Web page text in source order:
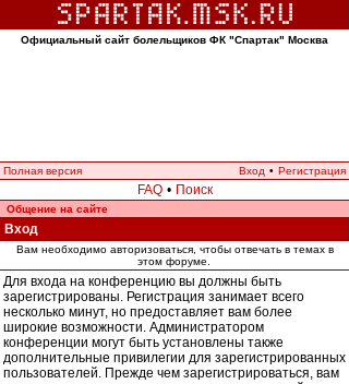
Официальный сайт болельщиков ФК "Спартак" Москва
Полная версия Вход • Регистрация
FAQ • Поиск
Общение на сайте
Вход
Вам необходимо авторизоваться, чтобы отвечать в темах в
этом форуме.
Для входа на конференцию вы должны быть
зарегистрированы. Регистрация занимает всего
несколько минут, но предоставляет вам более
широкие возможности. Администратором
конференции могут быть установлены также
дополнительные привилегии для зарегистрированных
пользователей. Прежде чем зарегистрироваться, вам